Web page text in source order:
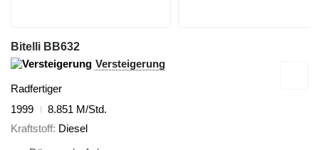
Bitelli BB632
Versteigerung
Radfertiger
1999
8.851 M/Std.
Kraftstoff Diesel